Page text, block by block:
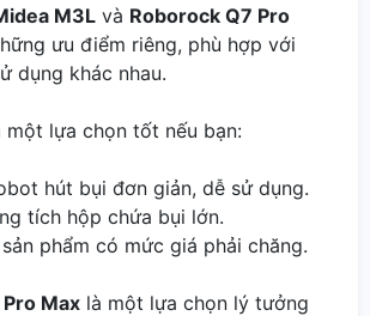
M3L và Roborock Q7 Pro
ưu điểm riêng, phù hợp với
dụng khác nhau.
một lựa chọn tốt nếu bạn:
hút bụi đơn giản, dễ sử dụng.
tích hộp chứa bụi lớn.
phẩm có mức giá phải chăng.
Max là một lựa chọn lý tưởng